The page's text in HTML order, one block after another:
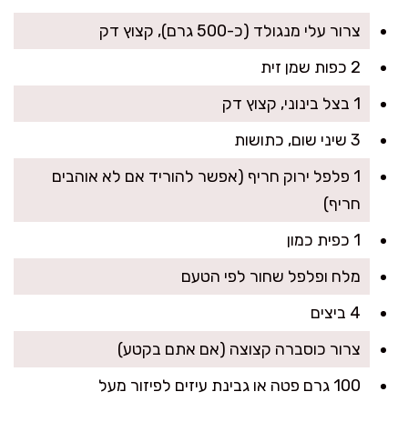
צרור עלי מנגולד (כ-500 גרם), קצוץ דק
2 כפות שמן זית
1 בצל בינוני, קצוץ דק
3 שיני שום, כתושות
1 פלפל ירוק חריף (אפשר להוריד אם לא אוהבים
חריף)
1 כפית כמון
מלח ופלפל שחור לפי הטעם
4 ביצים
צרור כוסברה קצוצה (אם אתם בקטע)
100 גרם פטה או גבינת עיזים לפיזור מעל